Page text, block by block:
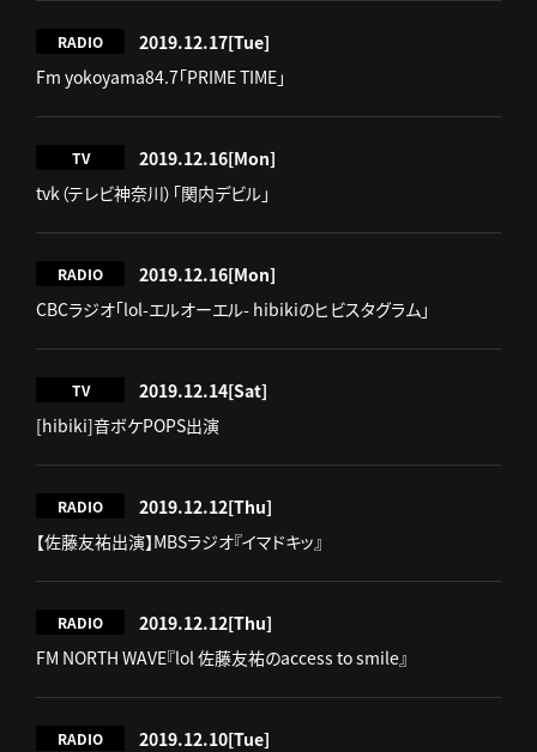
RADIO 2019.12.17[Tue]
Fm yokoyama84.7「PRIME TIME」
TV 2019.12.16[Mon]
tvk（テレビ神奈川）「関内デビル」
RADIO 2019.12.16[Mon]
CBCラジオ「lol-エルオーエル- hibikiのヒビスタグラム」
TV 2019.12.14[Sat]
[hibiki]音ボケPOPS出演
RADIO 2019.12.12[Thu]
【佐藤友祐出演】MBSラジオ『イマドキッ』
RADIO 2019.12.12[Thu]
FM NORTH WAVE『lol 佐藤友祐のaccess to smile』
RADIO 2019.12.10[Tue]